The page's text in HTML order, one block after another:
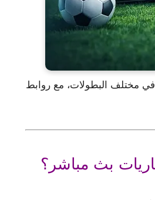
مختلف البطولات، مع روابط
بث مباشر؟